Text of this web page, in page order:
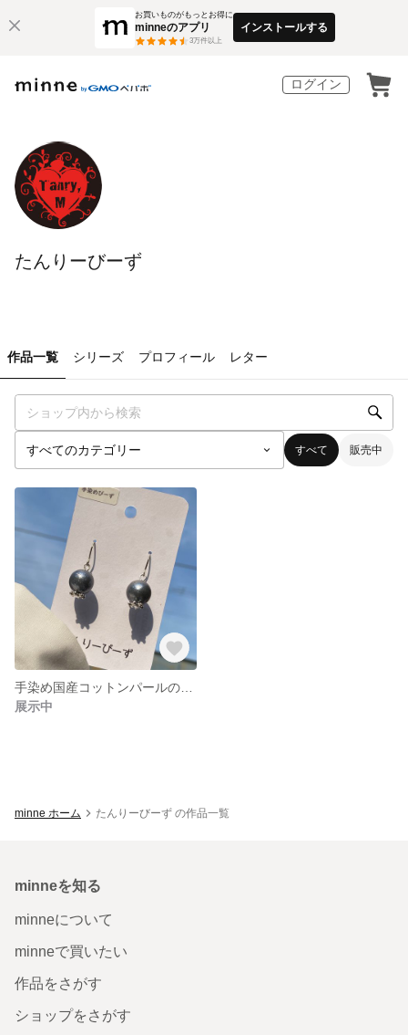
お買いものがもっとお得に
minneのアプリ
3万件以上
インストールする
ログイン
たんりーびーず
作品一覧 シリーズ プロフィール レター
すべて 販売中
展示中
minne ホーム たんりーびーず の作品一覧
minneを知る
minneについて
minneで買いたい
作品をさがす
ショップをさがす